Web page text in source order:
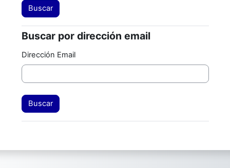
Buscar por dirección email
Buscar por dirección email
Dirección Email